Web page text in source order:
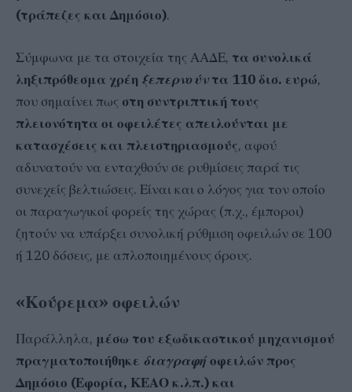
(τράπεζες και Δημόσιο).
Σύμφωνα με τα στοιχεία της ΑΑΔΕ, τα συνολικά
ληξιπρόθεσμα χρέη ξεπερνούντα 110 δισ. ευρώ,
που σημαίνει πως στη συντριπτική τους
πλειονότητα οι οφειλέτες απειλούνται με
κατασχέσεις και πλειστηριασμούς, αφού
αδυνατούν να ενταχθούν σε ρυθμίσεις παρά τις
συνεχείς βελτιώσεις. Είναι και ο λόγος για τον οποίο
οι παραγωγικοί φορείς της χώρας (π.χ., έμποροι)
ζητούν να υπάρξει συνολική ρύθμιση οφειλών σε 100
ή 120 δόσεις, με απλοποιημένους όρους.
«Κούρεμα» οφειλών
Παράλληλα, μέσω του εξωδικαστικού μηχανισμού
πραγματοποιήθηκε διαγραφήοφειλών προς
Δημόσιο (Εφορία, ΚΕΑΟ κ.λπ.) και